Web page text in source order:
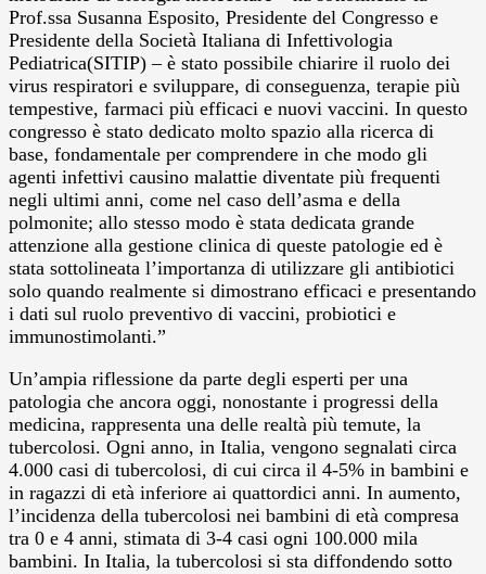
Prof.ssa Susanna Esposito, Presidente del Congresso e
Presidente della Società Italiana di Infettivologia
Pediatrica(SITIP) – è stato possibile chiarire il ruolo dei
virus respiratori e sviluppare, di conseguenza, terapie più
tempestive, farmaci più efficaci e nuovi vaccini. In questo
congresso è stato dedicato molto spazio alla ricerca di
base, fondamentale per comprendere in che modo gli
agenti infettivi causino malattie diventate più frequenti
negli ultimi anni, come nel caso dell’asma e della
polmonite; allo stesso modo è stata dedicata grande
attenzione alla gestione clinica di queste patologie ed è
stata sottolineata l’importanza di utilizzare gli antibiotici
solo quando realmente si dimostrano efficaci e presentando
i dati sul ruolo preventivo di vaccini, probiotici e
immunostimolanti.”
Un’ampia riflessione da parte degli esperti per una
patologia che ancora oggi, nonostante i progressi della
medicina, rappresenta una delle realtà più temute, la
tubercolosi. Ogni anno, in Italia, vengono segnalati circa
4.000 casi di tubercolosi, di cui circa il 4-5% in bambini e
in ragazzi di età inferiore ai quattordici anni. In aumento,
l’incidenza della tubercolosi nei bambini di età compresa
tra 0 e 4 anni, stimata di 3-4 casi ogni 100.000 mila
bambini. In Italia, la tubercolosi si sta diffondendo sotto